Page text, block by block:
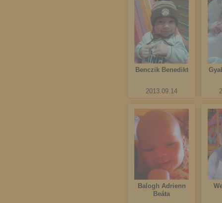
Benczik Benedikt
2013.09.14
Balogh Adrienn
Beáta